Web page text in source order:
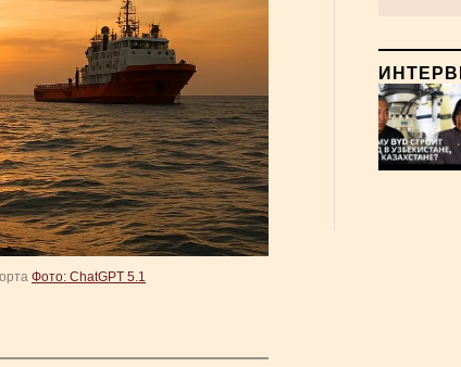
Фото: ChatGPT 5.1